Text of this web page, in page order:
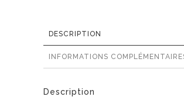
DESCRIPTION
INFORMATIONS
Description